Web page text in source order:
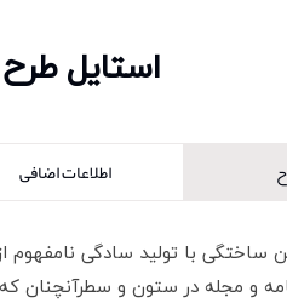
استایل
اطلاعات اضافی
ساختگی با تولید سادگی
و مجله در ستون و سطرآنچنان